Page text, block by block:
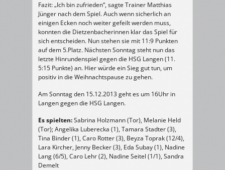
Fazit: „Ich bin zufrieden“, sagte Trainer Matthias
Jünger nach dem Spiel. Auch wenn sicherlich an
einigen Ecken noch weiter gefeilt werden muss,
konnten die Dietzenbacherinnen klar das Spiel für
sich entscheiden. Nun stehen sie mit 11:9 Punkten
auf dem 5.Platz. Nächsten Sonntag steht nun das
letzte Hinrundenspiel gegen die HSG Langen (11.
5:15 Punkte) an. Hier würde ein Sieg gut tun, um
positiv in die Weihnachtspause zu gehen.
Am Sonntag den 15.12.2013 geht es um 16Uhr in
Langen gegen die HSG Langen.
Es spielten:Sabrina Holzmann (Tor), Melanie Held
(Tor); Angelika Luberecka (1), Tamara Stadter (3),
Tina Binder (1), Caro Rotter (3), Beyza Toprak (12/4),
Lara Kircher, Jenny Becker (3), Eda Subay (1), Nadine
Lang (6/5), Caro Lehr (2), Nadine Seitel (1/1), Sandra
Demelt